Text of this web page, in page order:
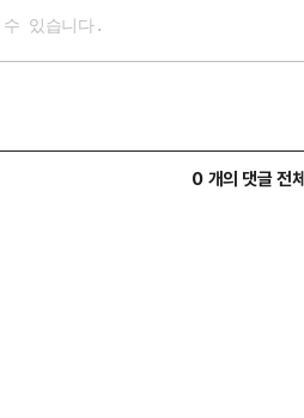
0 개의 댓글 전